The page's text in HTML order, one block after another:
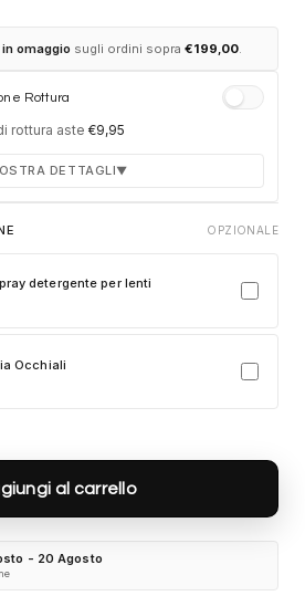
omaggio sugli ordini sopra€199,00
Rottura
rottura aste €9,95
DETTAGLI▼
consegna dell'ordine
e certificati del produttore
l'assicurazione. Se non clicchi, non
OPZIONALE
detergente per lenti
Occhiali
al carrello
- 20 Agosto